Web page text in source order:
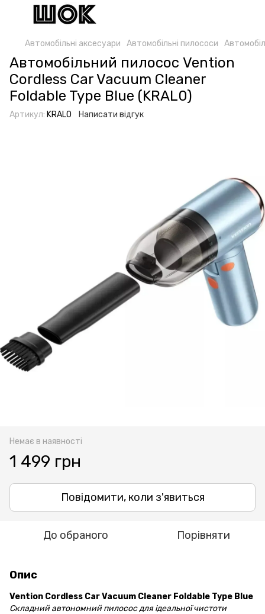
Автомобільні аксесуари Автомобільні пилососи
Автомобільний пилосос Vention
Cordless Car Vacuum Cleaner
Foldable Type Blue (KRAL0)
Артикул: KRAL0 Написати відгук
Немає в наявності
1 499 грн
Повідомити, коли з'явиться
До обраного Порівняти
Опис
Vention Cordless Car Vacuum Cleaner Foldable Type Blue
Складний автономний пилосос для ідеальної чистоти